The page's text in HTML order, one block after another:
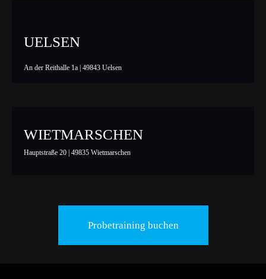
UELSEN
An der Reithalle 1a | 49843 Uelsen
WIETMARSCHEN
Hauptstraße 20 | 49835 Wietmarschen
Probetraining buchen